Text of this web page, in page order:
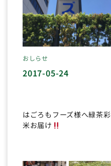
おしらせ
2017-05-24
はごろもフーズ様へ緑茶彩
米お届け